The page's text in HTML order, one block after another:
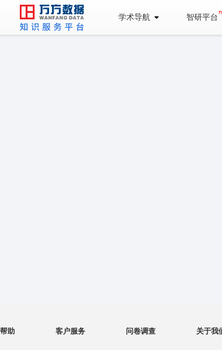
学术导航 智研平台
帮助 客户服务 问卷调查 关于我